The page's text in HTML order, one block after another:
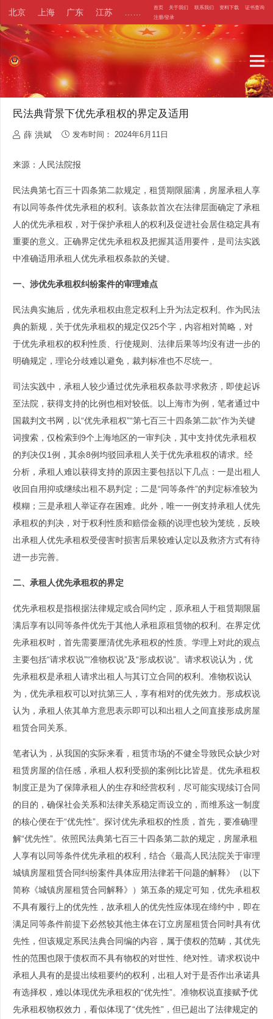
北京 上海 广东 江苏 首页 关于我们 联系我们 资料下载
证书查询
注册/登录
民法典背景下优先承租权的界定及适用
薛 洪斌 发布时间：2024年6月11日
来源：人民法院报
民法典第七百三十四条第二款规定，租赁期限届满，房屋承租人享
有以同等条件优先承租的权利。该条款首次在法律层面确定了承租
人的优先承租权，对于保护承租人的权利及促进社会居住稳定具有
重要的意义。正确界定优先承租权及把握其适用要件，是司法实践
中准确适用承租人优先承租权条款的关键。
一、涉优先承租权纠纷案件的审理难点
民法典实施后，优先承租权由意定权利上升为法定权利。作为民法
典的新规，关于优先承租权的规定仅25个字，内容相对简略，对
于优先承租权的权利性质、行使规则、法律后果等均没有进一步的
明确规定，理论分歧难以避免，裁判标准也不尽统一。
司法实践中，承租人较少通过优先承租权条款寻求救济，即使起诉
至法院，获得支持的比例也相对较低。以上海市为例，笔者通过中
国裁判文书网，以“优先承租权”“第七百三十四条第二款”作为关键
词搜索，仅检索到9个上海地区的一审判决，其中支持优先承租权
的判决仅1例，其余8例均驳回承租人关于优先承租权的请求。经
分析，承租人难以获得支持的原因主要包括以下几点：一是出租人
收回自用抑或继续出租不易判定；二是“同等条件”的判定标准较为
模糊；三是承租人举证存在困难。此外，唯一一例支持承租人优先
承租权的判决，对于权利性质和赔偿金额的说理也较为笼统，反映
出承租人优先承租权受侵害时损害后果较难认定以及救济方式有待
进一步完善。
二、承租人优先承租权的界定
优先承租权是指根据法律规定或合同约定，原承租人于租赁期限届
满后享有以同等条件优先于其他人承租原租赁物的权利。在界定优
先承租权时，首先需要厘清优先承租权的性质。学理上对此的观点
主要包括“请求权说”“准物权说”及“形成权说”。请求权说认为，优
先承租权是承租人请求出租人与其订立合同的权利。准物权说认
为，优先承租权可以对抗第三人，享有相对的优先效力。形成权说
认为，承租人依其单方意思表示即可以和出租人之间直接形成房屋
租赁合同关系。
笔者认为，从我国的实际来看，租赁市场的不健全导致民众缺少对
租赁房屋的信任感，承租人权利受损的案例比比皆是。优先承租权
制度正是为了保障承租人的生存和经营权利，尽可能实现续订合同
的目的，确保社会关系和法律关系稳定而设立的，而维系这一制度
的核心便在于“优先性”。探讨优先承租权的性质，首先，要准确理
解“优先性”。依照民法典第七百三十四条第二款的规定，房屋承租
人享有以同等条件优先承租的权利，结合《最高人民法院关于审理
城镇房屋租赁合同纠纷案件具体应用法律若干问题的解释》（以下
简称《城镇房屋租赁合同解释》）第五条的规定可知，优先承租权
不具有履行上的优先性，故承租人的优先性应体现在缔约中，即在
满足同等条件前提下必然较其他主体在订立房屋租赁合同时具有优
先性，但该规定系民法典合同编的内容，属于债权的范畴，其优先
性的范围也限于债权而不具有物权的对世性、绝对性。请求权说中
承租人具有的是提出续租要约的权利，出租人对于是否作出承诺具
有选择权，难以体现优先承租权的“优先性”。准物权说直接赋予优
先承租权物权效力，看似体现了“优先性”，但已超出了法律规定的